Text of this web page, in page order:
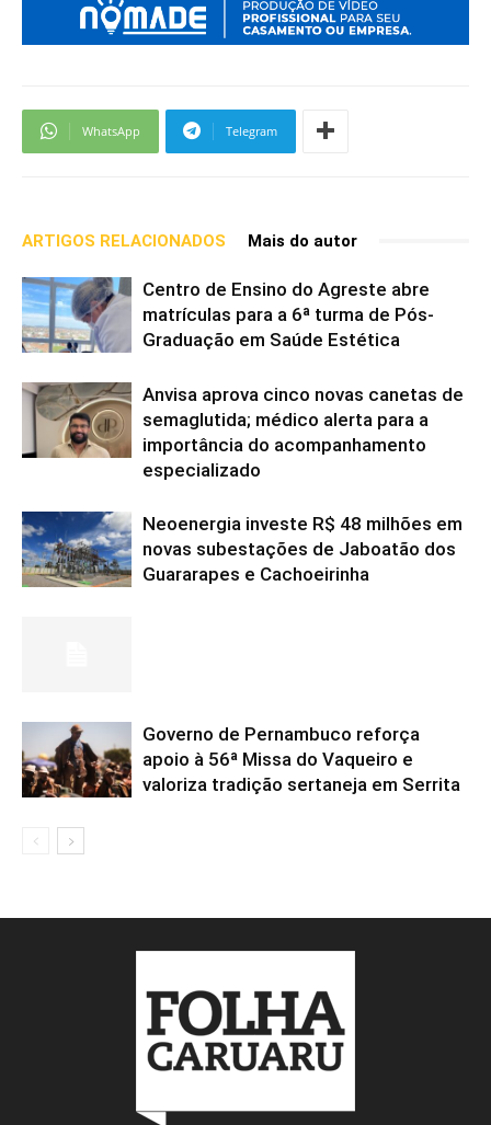
WhatsApp Telegram
ARTIGOS RELACIONADOS Mais do autor
Centro de Ensino do Agreste abre
matrículas para a 6ª turma de Pós-
Graduação em Saúde Estética
Anvisa aprova cinco novas canetas de
semaglutida; médico alerta para a
importância do acompanhamento
especializado
Neoenergia investe R$ 48 milhões em
novas subestações de Jaboatão dos
Guararapes e Cachoeirinha
Governo de Pernambuco reforça
apoio à 56ª Missa do Vaqueiro e
valoriza tradição sertaneja em Serrita